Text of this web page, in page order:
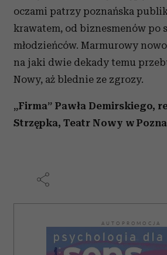
oczami patrzy poznańska
krawatem, od biznesmenów po
młodzieńców. Marmurowy
na jaki dwie dekady temu
Nowy, aż blednie ze zgrozy.
„Firma” Pawła Demirskiego,
Strzępka, Teatr Nowy w
AUTOPROMOCJA